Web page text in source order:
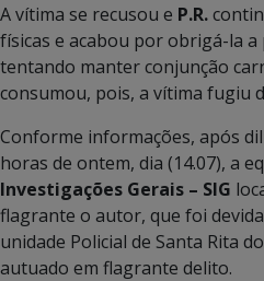
A vítima se recusou e P.R.
físicas e acabou por obrigá-la
tentando manter conjunção
consumou, pois, a vítima fugiu
Conforme informações, após
horas de ontem, dia (14.07), a
Investigações Gerais – SIG
flagrante o autor, que foi
unidade Policial de Santa Rita
autuado em flagrante delito.